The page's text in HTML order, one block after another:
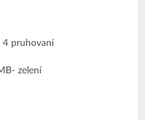
4 pruhovaní
zelení